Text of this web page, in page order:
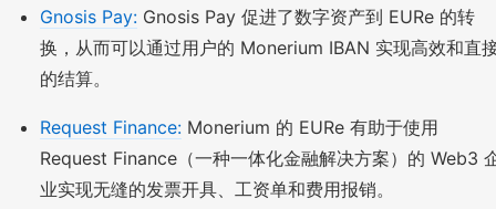
Gnosis Pay: Gnosis Pay 促进了数字资产到 EURe 的转
换，从而可以通过用户的 Monerium IBAN 实现高效和直
的结算。
Request Finance: Monerium 的 EURe 有助于使用
Request Finance（一种一体化金融解决方案）的 Web3
业实现无缝的发票开具、工资单和费用报销。